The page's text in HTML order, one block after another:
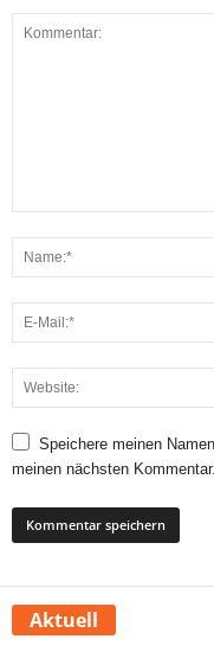
Speichere meinen
meinen nächsten Kommentar.
Aktuell